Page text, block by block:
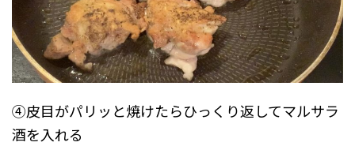
④皮目がパリッと焼けたらひっくり返してマルサラ
酒を入れる